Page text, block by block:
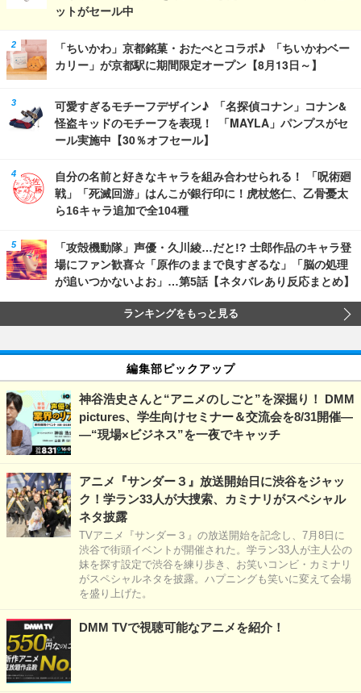
ットがセール中
「ちいかわ」京都銘菓・おたべとコラボ♪ 「ちいかわベー
カリー」が京都駅に期間限定オープン【8月13日～】
可愛すぎるモチーフデザイン♪ 「名探偵コナン」コナン&
怪盗キッドのモチーフを表現！ 「MAYLA」パンプスがセ
ール実施中【30％オフセール】
自分の名前と好きなキャラを組み合わせられる！ 「呪術廻
戦」「死滅回游」はんこが銀行印に！虎杖悠仁、乙骨憂太
ら16キャラ追加で全104種
「攻殻機動隊」声優・久川綾…だと!? 士郎作品のキャラ登
場にファン歓喜☆「原作のままで良すぎるな」「脳の処理
が追いつかないよお」…第5話【ネタバレあり反応まとめ】
ランキングをもっと見る
編集部ピックアップ
神谷浩史さんと“アニメのしごと”を深掘り！ DMM
pictures、学生向けセミナー＆交流会を8/31開催―
―“現場×ビジネス”を一夜でキャッチ
アニメ『サンダー３』放送開始日に渋谷をジャッ
ク！学ラン33人が大捜索、カミナリがスペシャル
ネタ披露
TVアニメ『サンダー３』の放送開始を記念し、7月8日に
渋谷で街頭イベントが開催された。学ラン33人が主人公の
妹を探す設定で渋谷を練り歩き、お笑いコンビ・カミナリ
がスペシャルネタを披露。ハプニングも笑いに変えて会場
を盛り上げた。
DMM TVで視聴可能なアニメを紹介！